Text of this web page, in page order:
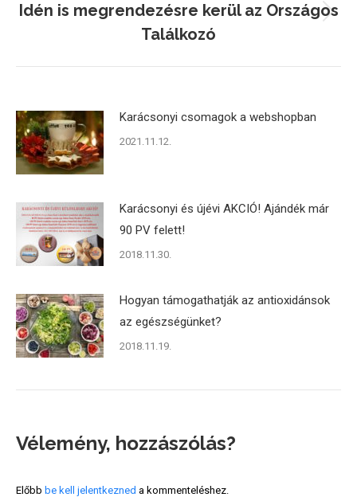
Next
post:
Idén is megrendezésre kerül az Országos
Találkozó
Karácsonyi csomagok a webshopban
2021.11.12.
Karácsonyi és újévi AKCIÓ! Ajándék már
90 PV felett!
2018.11.30.
Hogyan támogathatják az antioxidánsok
az egészségünket?
2018.11.19.
Vélemény, hozzászólás?
Előbb be kell jelentkezned a kommenteléshez.